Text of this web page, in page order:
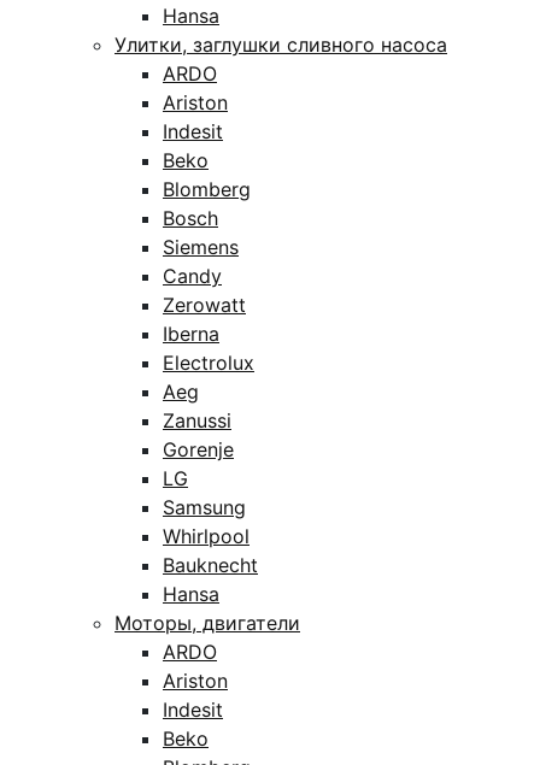
Hansa
Улитки, заглушки сливного насоса
ARDO
Ariston
Indesit
Beko
Blomberg
Bosch
Siemens
Candy
Zerowatt
Iberna
Electrolux
Aeg
Zanussi
Gorenje
LG
Samsung
Whirlpool
Bauknecht
Hansa
Моторы, двигатели
ARDO
Ariston
Indesit
Beko